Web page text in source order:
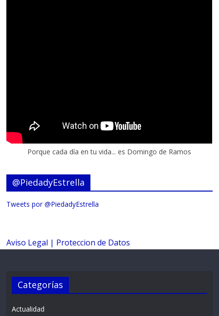
Porque cada día en tu vida... es Domingo de Ramos
@PiedadyEstrella
Tweets por @PiedadyEstrella
Aviso Legal | Proteccion de Datos
Categorías
Actualidad